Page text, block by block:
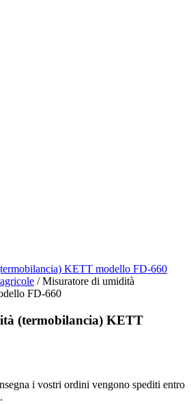
/ Misuratore di umidità
FD-660
(termobilancia) KETT
i vostri ordini vengono spediti entro